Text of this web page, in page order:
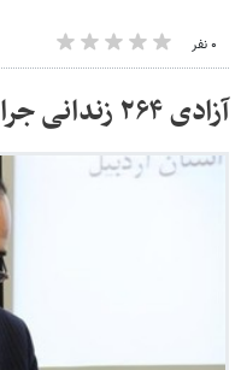
۰ نفر
آزادی ۲۶۴ زندانی جرایم غیرعمد در اردبیل